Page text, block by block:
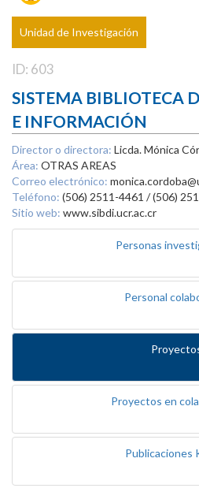
Unidad de Investigación
ID: 603
SISTEMA BIBLIOTECA
E INFORMACIÓN
Director o directora: Licda. Mónica
Área: OTRAS AREAS
Correo electrónico:
Teléfono: (506) 2511-4461 / (506)
Sitio web: www.sibdi.ucr.ac.cr
Personas
Personal
Proyectos en
Publicaciones